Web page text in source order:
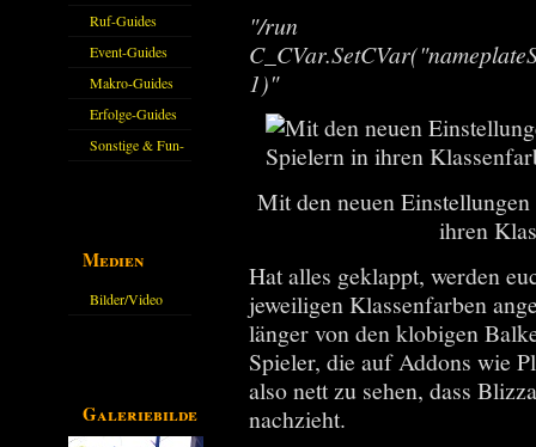
Haustiere
Guide
Ruf-Guides
Event-Guides
Makro-Guides
Erfolge-Guides
Sonstige & Fun-
Medien
Bilder/Video
Galeriebilder
"/run
1)"
Mit den neuen
ihren
Hat alles geklappt, werden
jeweiligen Klassenfarben
länger von den klobigen
Spieler, die auf Addons wie
also nett zu sehen, dass
nachzieht.